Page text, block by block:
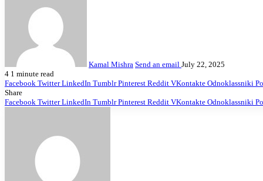
Kamal Mishra Send an email July 22, 2025
4 1 minute read
Facebook Twitter LinkedIn Tumblr Pinterest Reddit VKontakte Odnoklassniki
Share
Facebook Twitter LinkedIn Tumblr Pinterest Reddit VKontakte Odnoklassniki